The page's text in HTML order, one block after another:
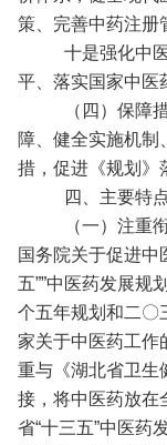
策、完善中药注册
十是强化中
平、落实国家中医
（四）保障
障、健全实施机制
措，促进《规划》
四、主要特
（一）注重
国务院关于促进中
五””中医药发展规
个五年规划和二〇
家关于中医药工作
重与《湖北省卫生
接，将中医药放在
省“十三五”中医药